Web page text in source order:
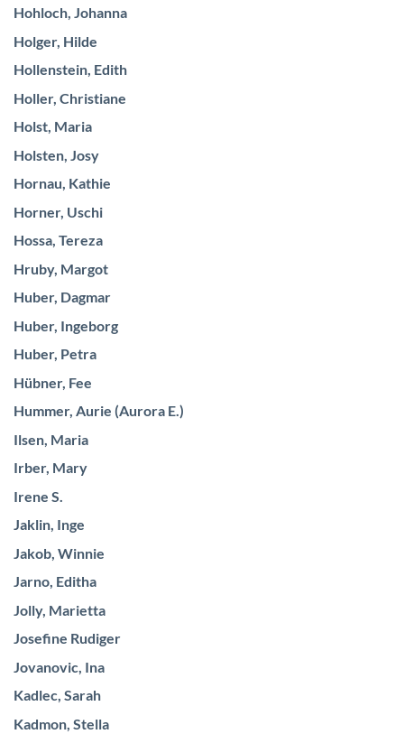
Hohloch, Johanna
Holger, Hilde
Hollenstein, Edith
Holler, Christiane
Holst, Maria
Holsten, Josy
Hornau, Kathie
Horner, Uschi
Hossa, Tereza
Hruby, Margot
Huber, Dagmar
Huber, Ingeborg
Huber, Petra
Hübner, Fee
Hummer, Aurie (Aurora E.)
Ilsen, Maria
Irber, Mary
Irene S.
Jaklin, Inge
Jakob, Winnie
Jarno, Editha
Jolly, Marietta
Josefine Rudiger
Jovanovic, Ina
Kadlec, Sarah
Kadmon, Stella